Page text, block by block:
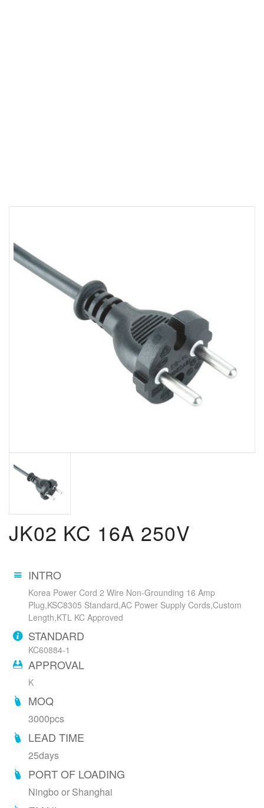
JK02 KC 16A 250V
INTRO
Korea Power Cord 2 Wire Non-Grounding 16 Amp
Plug,KSC8305 Standard,AC Power Supply Cords,Custom
Length,KTL KC Approved
STANDARD
KC60884-1
APPROVAL
K
MOQ
3000pcs
LEAD TIME
25days
PORT OF LOADING
Ningbo or Shanghai